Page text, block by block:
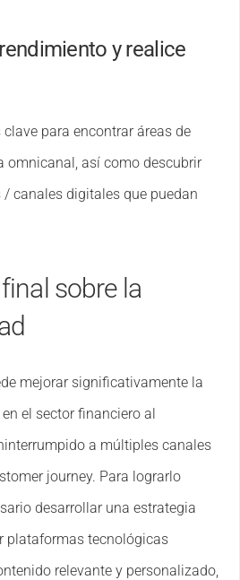
y realice
para encontrar áreas de
omnicanal, así como descubrir
canales digitales que puedan
sobre la
mejorar significativamente la
el sector financiero al
a múltiples canales
journey. Para lograrlo
desarrollar una estrategia
plataformas tecnológicas
relevante y personalizado,